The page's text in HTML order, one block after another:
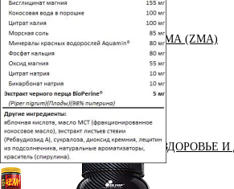
ЗМА (ZMA)
ЗДОРОВЬЕ